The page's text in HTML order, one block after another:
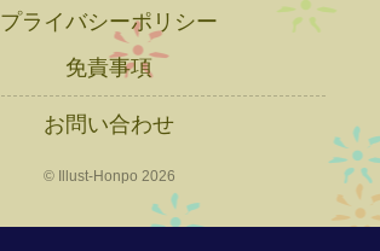
プライバシーポリシー
免責事項
お問い合わせ
© Illust-Honpo 2026